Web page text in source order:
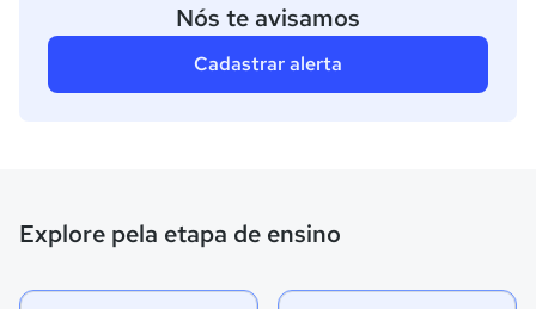
Nós te avisamos
Cadastrar alerta
Explore pela etapa de ensino